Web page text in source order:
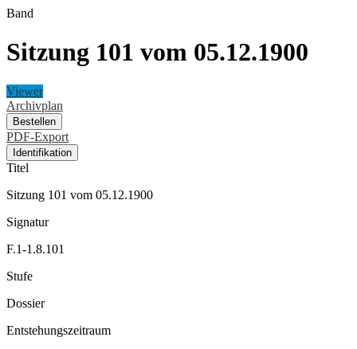
Band
Sitzung 101 vom 05.12.1900
Viewer
Archivplan
Bestellen
PDF-Export
Identifikation
Titel
Sitzung 101 vom 05.12.1900
Signatur
F.1-1.8.101
Stufe
Dossier
Entstehungszeitraum